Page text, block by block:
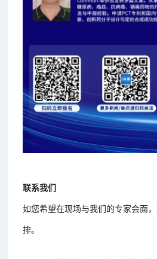
联系我们
如您希望在现场与我们的专家会面
排。